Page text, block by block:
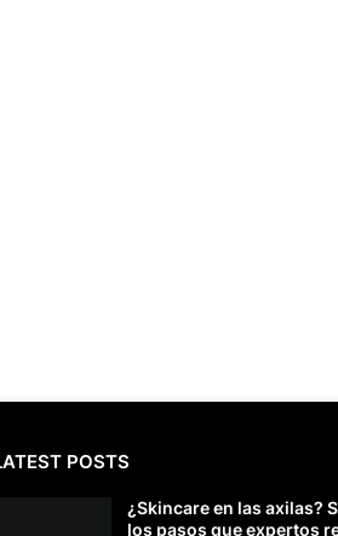
POSTS
¿Skincare en las axilas?
los pasos que expertos